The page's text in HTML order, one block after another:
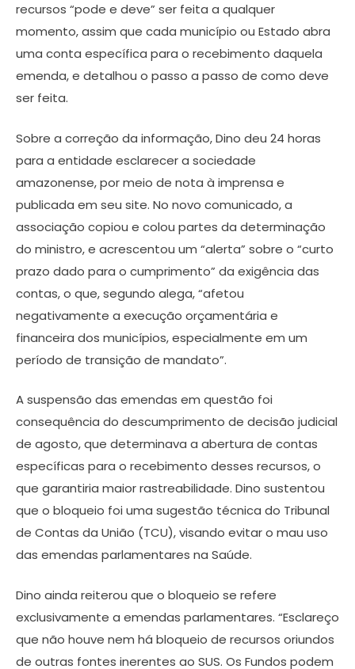
recursos “pode e deve” ser feita a qualquer
momento, assim que cada município ou Estado abra
uma conta específica para o recebimento daquela
emenda, e detalhou o passo a passo de como deve
ser feita.
Sobre a correção da informação, Dino deu 24 horas
para a entidade esclarecer a sociedade
amazonense, por meio de nota à imprensa e
publicada em seu site. No novo comunicado, a
associação copiou e colou partes da determinação
do ministro, e acrescentou um “alerta” sobre o “curto
prazo dado para o cumprimento” da exigência das
contas, o que, segundo alega, “afetou
negativamente a execução orçamentária e
financeira dos municípios, especialmente em um
período de transição de mandato”.
A suspensão das emendas em questão foi
consequência do descumprimento de decisão judicial
de agosto, que determinava a abertura de contas
específicas para o recebimento desses recursos, o
que garantiria maior rastreabilidade. Dino sustentou
que o bloqueio foi uma sugestão técnica do Tribunal
de Contas da União (TCU), visando evitar o mau uso
das emendas parlamentares na Saúde.
Dino ainda reiterou que o bloqueio se refere
exclusivamente a emendas parlamentares. “Esclareço
que não houve nem há bloqueio de recursos oriundos
de outras fontes inerentes ao SUS. Os Fundos podem